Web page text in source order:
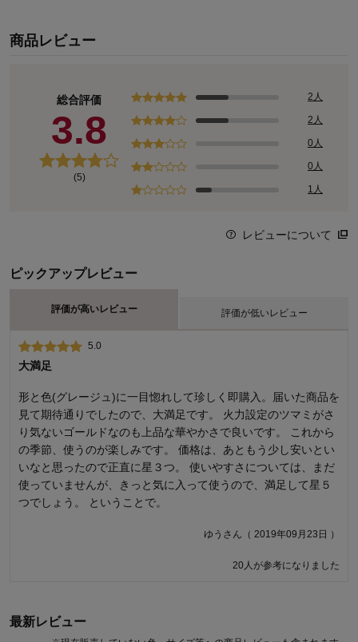
商品レビュー
総合評価
3.8
(5)
2人
2人
0人
0人
1人
レビューについて
ピックアップレビュー
評価が高いレビュー 評価が低いレビュー
5.0
大満足
形と色(グレージュ)に一目惚れして珍しく即購入。届いた商品を
見て期待通りでしたので、大満足です。 火力設定のツマミがさ
り気ないゴールドなのも上品な華やかさで良いです。 これから
の季節、使うのが楽しみです。 価格は、あともう少し安いとい
いなと思ったので正直に星３つ。 使いやすさについては、まだ
使っていませんが、きっと気に入って使うので、満足して星５
つでしょう。 ということで。
ゆうさん（ 2019年09月23日 ）
20人が参考になりました
1.0
驚きの低火力
デザインがかわいいのと、鍋もできるので購入しました。鍋を
しようとスープ、具材を入れて煮立つのを待つ、、、煮立たな
い。煮立ちそうになると加熱が止まる。少なくとも具材が煮え
るのに40分以上はかかりました。 次はたこ焼きに挑戦。予熱5
分以上の後生地投入、具材を入れて待つ。焼けない。生地の分
離が始まる。良く言えば今までに無い柔らかな焼き上がりのた
こ焼きが出来ました。そして言うまでもなく時間がかかる。 次
カセットコンロを引っ張り出してその場をしのぐ。 夫は不良品
い。 次は見た目は気にせず機能を良く調べて購入しようと思い
最新レビュー